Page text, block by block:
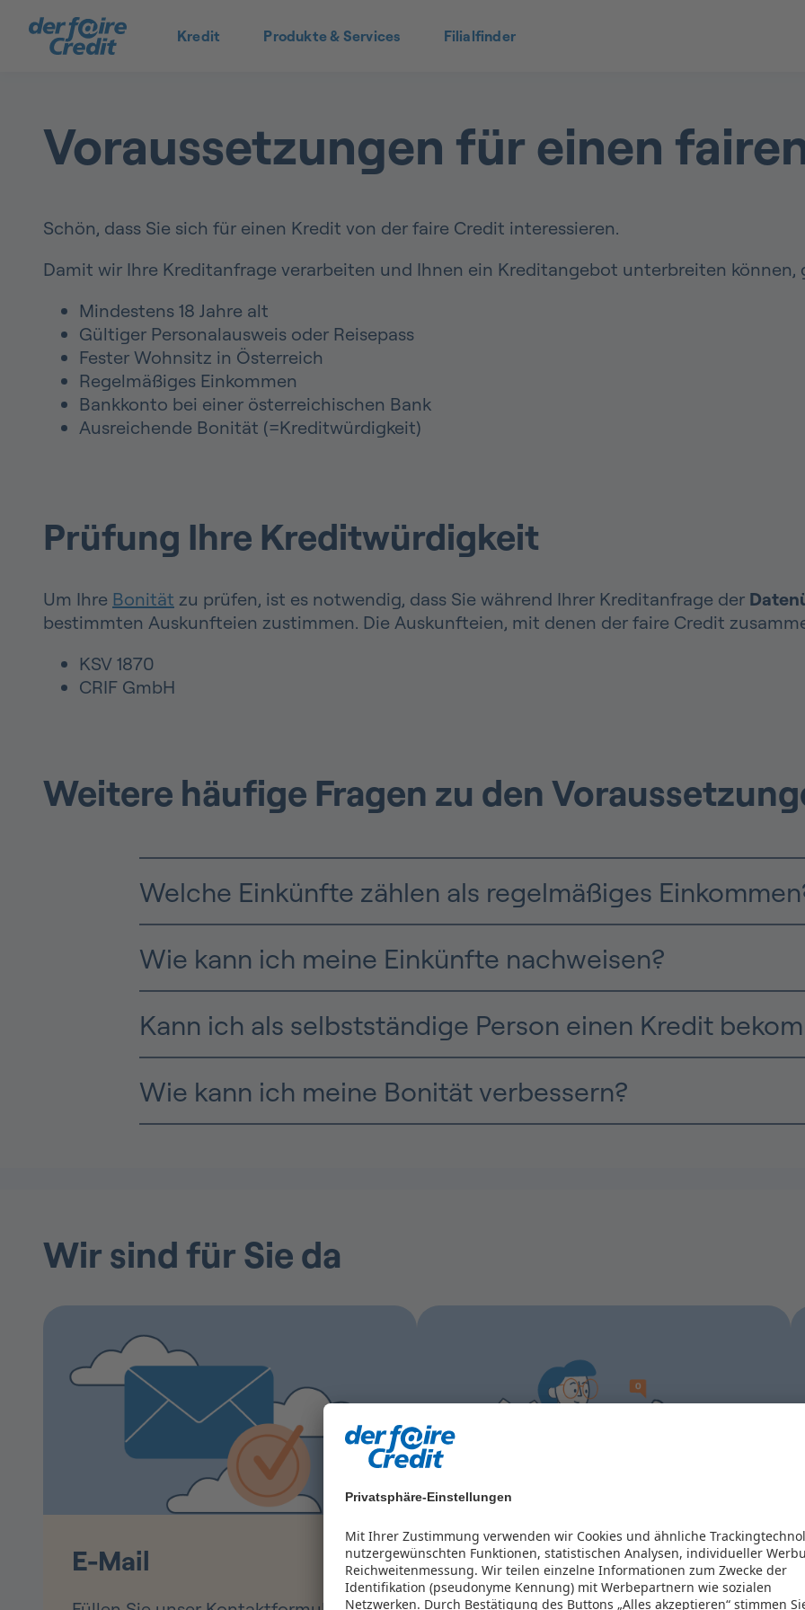
Privatsphäre-Einstellungen
Mit Ihrer Zustimmung verwenden wir Cookies und ähnliche
nutzergewünschten Funktionen, statistischen Analysen, individueller
Reichweitenmessung. Wir teilen einzelne Informationen zum Zwecke der
Identifikation (pseudonyme Kennung) mit Werbepartnern wie sozialen
Netzwerken. Durch Bestätigung des Buttons „Alles akzeptieren“ stimmen
Kredit Produkte & Services Filialfinder
Voraussetzungen für einen
Schön, dass Sie sich für einen Kredit von der faire Credit interessieren.
Damit wir Ihre Kreditanfrage verarbeiten und Ihnen ein Kreditangebot unterbreiten können,
Mindestens 18 Jahre alt
Gültiger Personalausweis oder Reisepass
Fester Wohnsitz in Österreich
Regelmäßiges Einkommen
Bankkonto bei einer österreichischen Bank
Ausreichende Bonität (=Kreditwürdigkeit)
Prüfung Ihre Kreditwürdigkeit
Um Ihre Bonität zu prüfen, ist es notwendig, dass Sie während Ihrer Kreditanfrage der
bestimmten Auskunfteien zustimmen. Die Auskunfteien, mit denen der faire Credit
KSV 1870
CRIF GmbH
Weitere häufige Fragen zu den
Welche Einkünfte zählen als regelmäßiges
Wie kann ich meine Einkünfte nachweisen?
Kann ich als selbstständige Person einen Kredit
Wie kann ich meine Bonität verbessern?
Wir sind für Sie da
E-Mail Online Chat